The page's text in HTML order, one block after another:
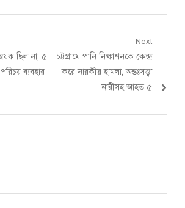
ছিল না, ৫
ব্যবহার
Next
Next
post:
চট্টগ্রামে পানি নিষ্কাশনকে কেন্দ্র
করে নারকীয় হামলা, অন্তঃসত্ত্বা
নারীসহ আহত ৫